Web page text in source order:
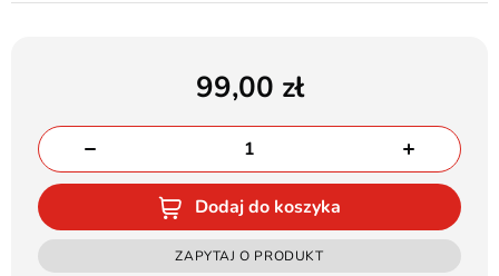
99,00
Dodaj do koszyka
ZAPYTAJ O PRODUKT